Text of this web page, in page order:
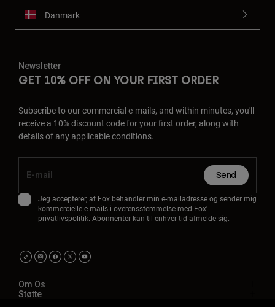
Danmark
Newsletter
GET 10% OFF ON YOUR FIRST ORDER
Subscribe to our commercial e-mails, and within minutes, you'll
receive a 10% discount code for your first order, along with
details of any applicable conditions.
Send
Jeg accepterer, at Fox behandler min e-mailadresse og sender mig
kommercielle e-mails i overensstemmelse med Fox'
privatlivspolitik. Abonnenter kan til enhver tid afmelde sig.
Om Os
Støtte